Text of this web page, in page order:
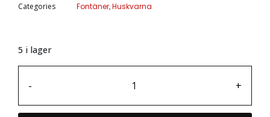
Categories
Fontäner,Huskvarna
5 i lager
- +